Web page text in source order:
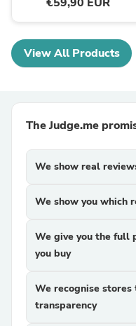
View All Products
The Judge.me
We show real
We show you which
We give you the full
you buy
We recognise
transparency